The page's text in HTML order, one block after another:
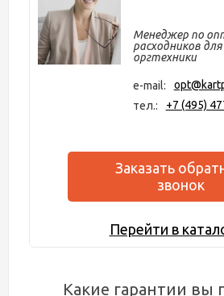
Менеджер по
расходников
оргтехники
e-mail:
тел.:
+7 (495)
Заказать
звонок
Перейти в
Какие гарантии вы